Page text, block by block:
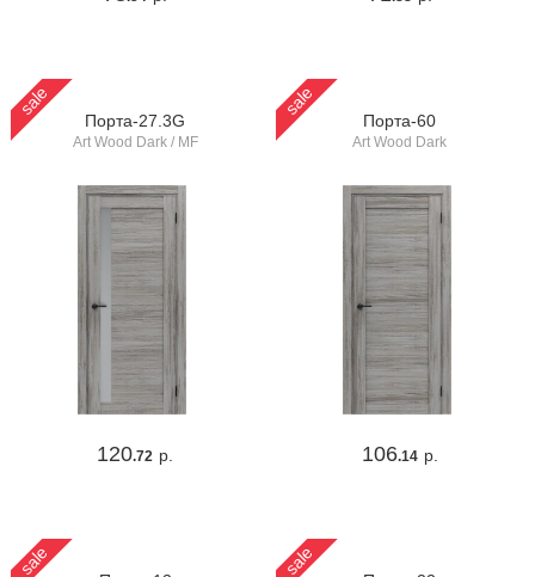
sale
Порта-27.3G
Art Wood Dark / MF
120.72 р.
sale
Порта-60
Art Wood Dark
106.14 р.
sale sale